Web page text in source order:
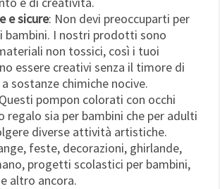
e sicure: Non devi preoccuparti per
bambini. I nostri prodotti sono
non tossici, così i tuoi
essere creativi senza il timore di
sostanze chimiche nocive.
pompon colorati con occhi
regalo sia per bambini che per adulti
diverse attività artistiche.
feste, decorazioni, ghirlande,
progetti scolastici per bambini,
altro ancora.